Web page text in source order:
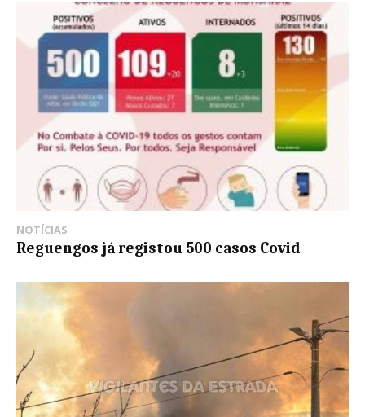
NOTÍCIAS
Reguengos já registou 500 casos Covid